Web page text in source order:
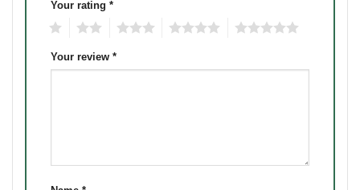
Your rating *
Your review *